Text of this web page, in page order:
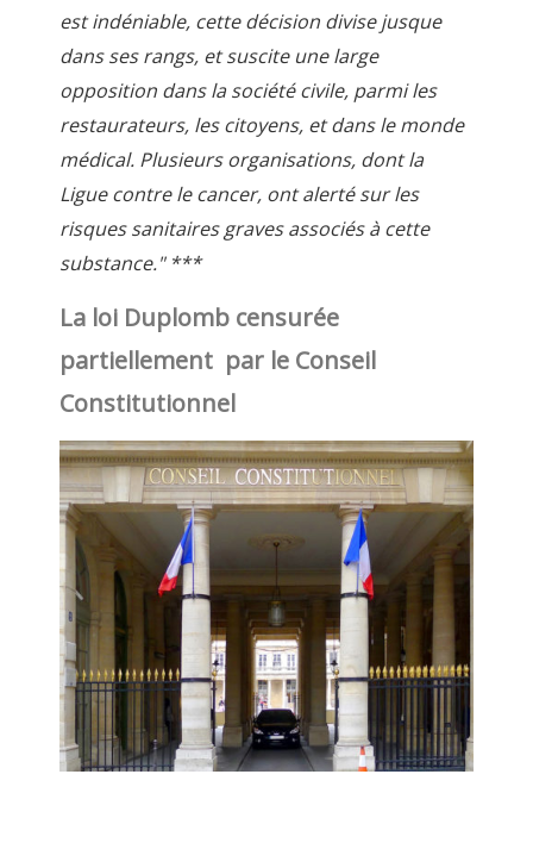
est indéniable, cette décision divise jusque
dans ses rangs, et suscite une large
opposition dans la société civile, parmi les
restaurateurs, les citoyens, et dans le monde
médical. Plusieurs organisations, dont la
Ligue contre le cancer, ont alerté sur les
risques sanitaires graves associés à cette
substance." ***
La loi Duplomb censurée
partiellement par le Conseil
Constitutionnel